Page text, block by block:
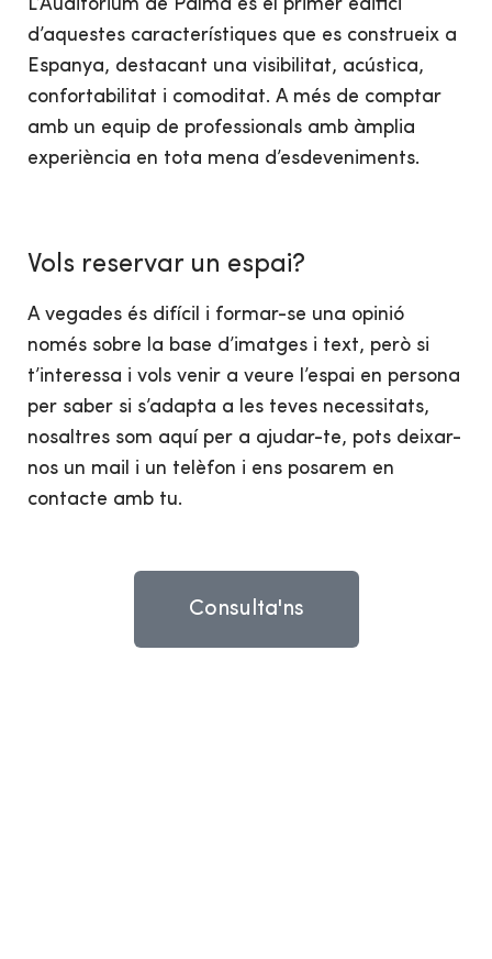
L’Auditorium de Palma és el primer edifici
d’aquestes característiques que es construeix a
Espanya, destacant una visibilitat, acústica,
confortabilitat i comoditat. A més de comptar
amb un equip de professionals amb àmplia
experiència en tota mena d’esdeveniments.
Vols reservar un espai?
A vegades és difícil i formar-se una opinió
només sobre la base d’imatges i text, però si
t’interessa i vols venir a veure l’espai en persona
per saber si s’adapta a les teves necessitats,
nosaltres som aquí per a ajudar-te, pots deixar-
nos un mail i un telèfon i ens posarem en
contacte amb tu.
Consulta'ns